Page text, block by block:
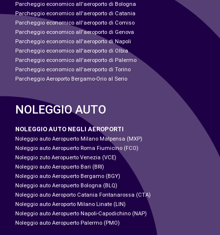
Parcheggio economico all'aeroporto di Bologna
Parcheggio economico all'aeroporto di Catania
Parcheggio economico all'aeroporto di Comiso
Parcheggio economico all'aeroporto di Genova
Parcheggio economico all'aeroporto di Napoli
Parcheggio economico all'aeroporto di Olbia
Parcheggio economico all'aeroporto di Palermo
Parcheggio economico all'aeroporto di Torino
Parcheggio Aeroporto Bergamo-Orio al Serio
NOLEGGIO AUTO
NOLEGGIO AUTO NEGLI AEROPORTI
Noleggio auto Aeropuerto Milano Malpensa (MXP)
Noleggio auto Aeropuerto Roma Fiumicino (FCO)
Noleggio zuto Aeropuerto Venezia (VCE)
Noleggio auto Aeropuerto Bari (BRI)
Noleggio auto Aeropuerto Bergamo (BGY)
Noleggio auto Aeropuerto Bologna (BLQ)
Noleggio auto Aeroporto Catania Fontanarossa (CTA)
Noleggio auto Aeroporto Milano Linate (LIN)
Noleggio auto Aeropuerto Napoli-Capodichino (NAP)
Noleggio auto Aeropuerto Palermo (PMO)